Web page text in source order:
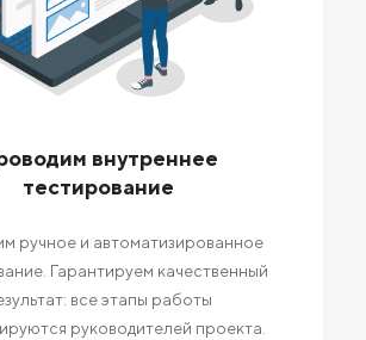
внутреннее
тестирование
ручное и автоматизированное
Гарантируем качественный
все этапы работы
руководителей проекта.